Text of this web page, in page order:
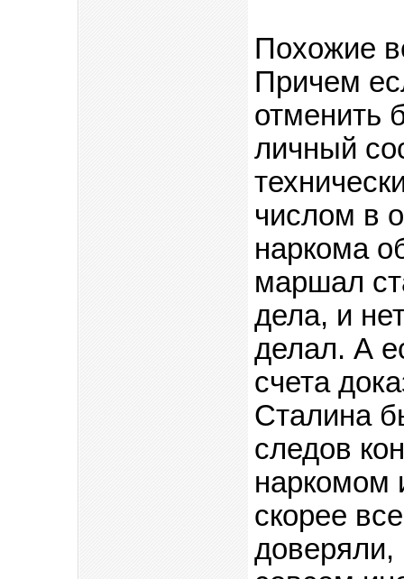
Похожие
Причем
отменить
личный
числом в
наркома
маршал
дела, и
делал. А
счета
Сталина
следов
наркомом
скорее